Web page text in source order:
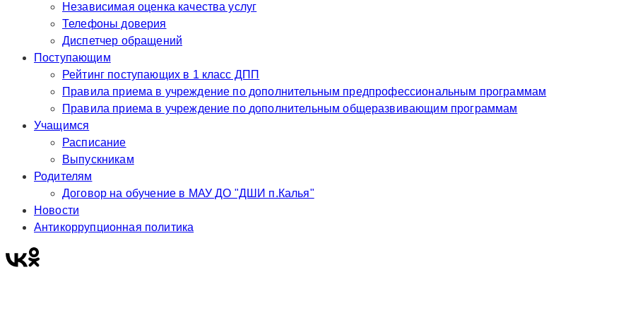
Независимая оценка качества услуг
Телефоны доверия
Диспетчер обращений
Поступающим
Рейтинг поступающих в 1 класс ДПП
Правила приема в учреждение по дополнительным предпрофессиональным программам
Правила приема в учреждение по дополнительным общеразвивающим программам
Учащимся
Расписание
Выпускникам
Родителям
Договор на обучение в МАУ ДО "ДШИ п.Калья"
Новости
Антикоррупционная политика